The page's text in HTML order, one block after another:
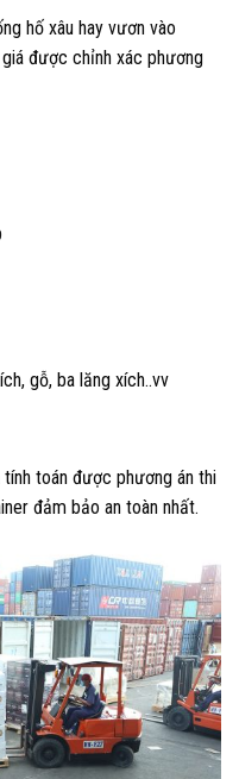
hố xâu hay vươn vào
được chỉnh xác phương
gỗ, ba lăng xích..vv
toán được phương án thi
đảm bảo an toàn nhất.